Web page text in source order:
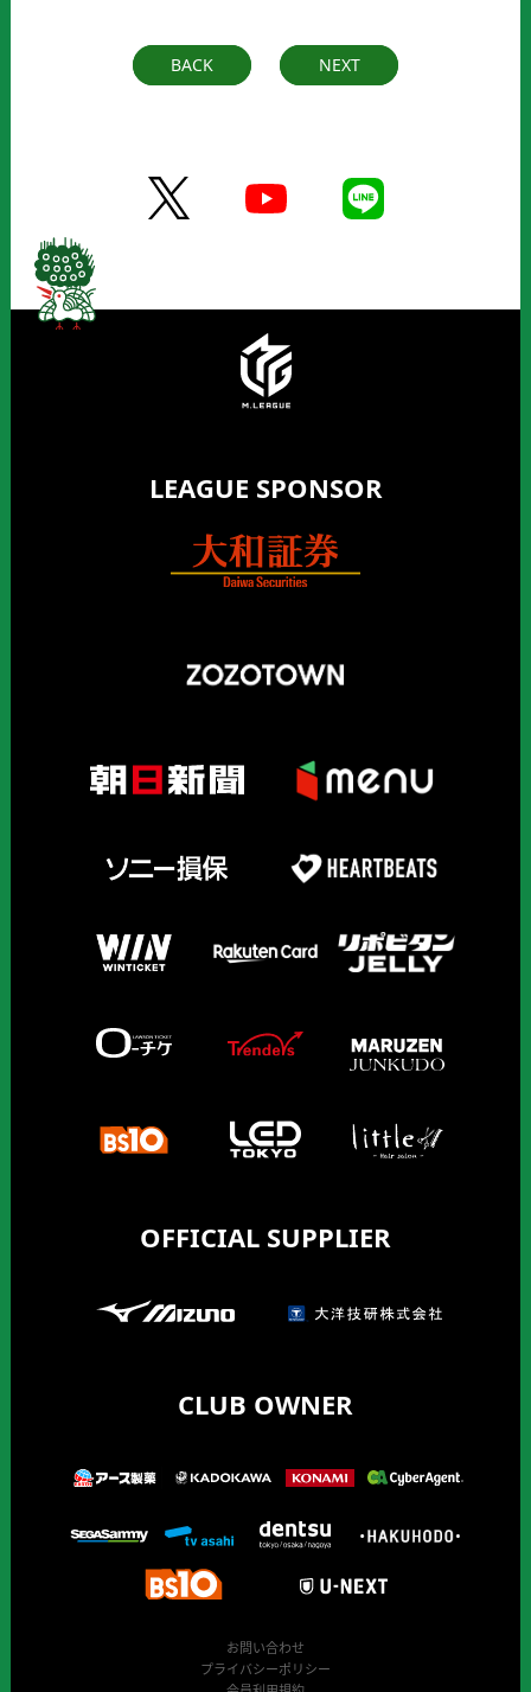
BACK NEXT
LEAGUE SPONSOR
OFFICIAL SUPPLIER
CLUB OWNER
お問い合わせ
プライバシーポリシー